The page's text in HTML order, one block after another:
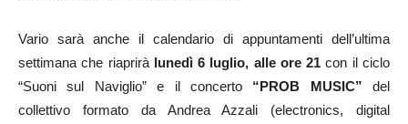
Vario sarà anche il calendario di appuntamenti dell’ultima
settimana che riaprirà lunedì 6 luglio, alle ore 21 con il ciclo
“Suoni sul Naviglio” e il concerto “PROB MUSIC” del
collettivo formato da Andrea Azzali (electronics, digital